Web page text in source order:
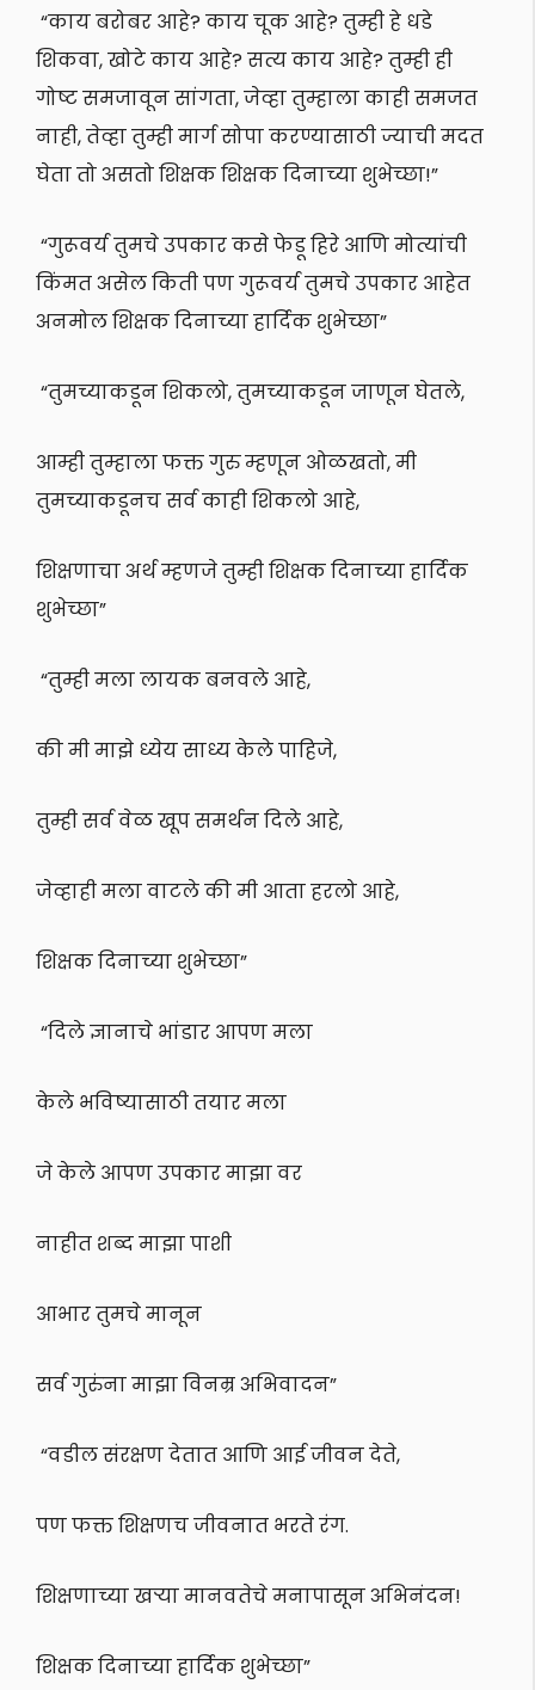
“काय बरोबर आहे? काय चूक आहे? तुम्ही हे धडे
शिकवा, खोटे काय आहे? सत्य काय आहे? तुम्ही ही
गोष्ट समजावून सांगता, जेव्हा तुम्हाला काही समजत
नाही, तेव्हा तुम्ही मार्ग सोपा करण्यासाठी ज्याची मदत
घेता तो असतो शिक्षकशिक्षक दिनाच्या शुभेच्छा!”
“गुरूवर्य तुमचे उपकार कसे फेडू हिरे आणि मोत्यांची
किंमत असेल किती पण गुरूवर्य तुमचे उपकार आहेत
अनमोलशिक्षक दिनाच्या हार्दिक शुभेच्छा”
“तुमच्याकडून शिकलो, तुमच्याकडून जाणून घेतले,
आम्ही तुम्हाला फक्त गुरु म्हणून ओळखतो, मी
तुमच्याकडूनच सर्व काही शिकलो आहे,
शिक्षणाचा अर्थ म्हणजे तुम्हीशिक्षक दिनाच्या हार्दिक
शुभेच्छा”
“तुम्ही मला लायक बनवले आहे,
की मी माझे ध्येय साध्य केले पाहिजे,
तुम्ही सर्व वेळ खूप समर्थन दिले आहे,
जेव्हाही मला वाटले की मी आता हरलो आहे,
शिक्षक दिनाच्या शुभेच्छा”
“दिले ज्ञानाचे भांडार आपण मला
केले भविष्यासाठी तयार मला
जे केले आपण उपकार माझा वर
नाहीत शब्द माझा पाशी
आभार तुमचे मानून
सर्व गुरुंना माझा विनम्र अभिवादन”
“वडील संरक्षण देतात आणि आई जीवन देते,
पण फक्त शिक्षणच जीवनात भरते रंग.
शिक्षणाच्या खऱ्या मानवतेचे मनापासून अभिनंदन!
शिक्षक दिनाच्या हार्दिक शुभेच्छा”